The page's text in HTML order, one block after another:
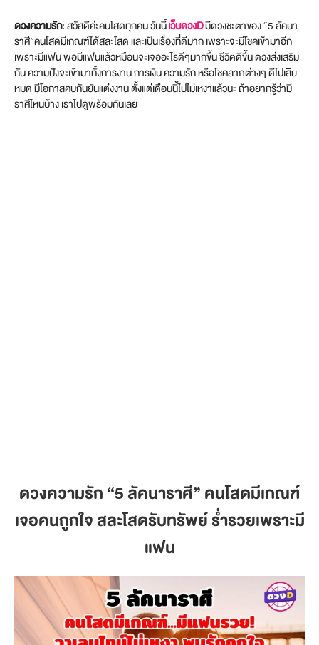
ดวงความรัก: สวัสดีค่ะคนโสดทุกคน วันนี้เว็บดวงDมีดวงชะตาของ “5 ลัคนา
ราศี”คนโสดมีเกณฑ์ได้สละโสด และเป็นเรื่องที่ดีมาก เพราะจะมีโชคเข้ามาอีก
เพราะมีแฟน พอมีแฟนแล้วหมือนจะเจออะไรดีๆมากขึ้น ชีวิตดีขึ้น ดวงส่งเสริม
กัน ความปังจะเข้ามาทั้งการงาน การเงิน ความรัก หรือโชคลาภต่างๆ ดีไปเสีย
หมด มีโอกาสคบกันยันแต่งงาน ตั้งแต่เดือนนี้ไปไม่เหงาแล้วนะ ถ้าอยากรู้ว่ามี
ราศีไหนบ้าง เราไปดูพร้อมกันเลย
ดวงความรัก“5 ลัคนาราศี” คนโสดมีเกณฑ์
เจอคนถูกใจ สละโสดรับทรัพย์ ร่ำรวยเพราะมี
แฟน